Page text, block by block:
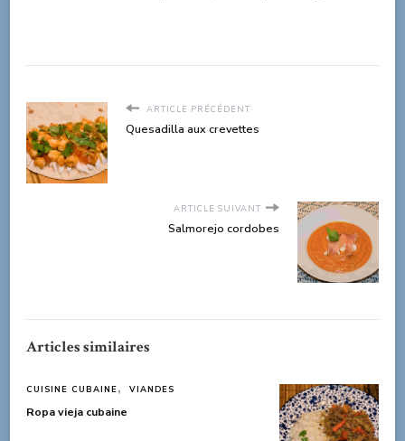
ARTICLE PRÉCÉDENT
Quesadilla aux crevettes
ARTICLE SUIVANT
Salmorejo cordobes
Articles similaires
CUISINE CUBAINE VIANDES
Ropa vieja cubaine